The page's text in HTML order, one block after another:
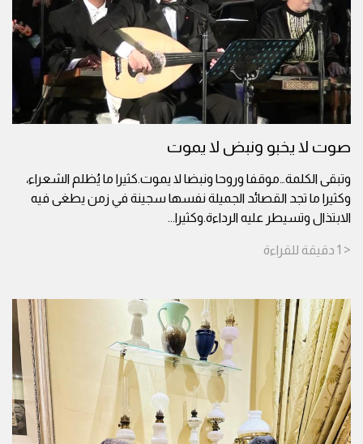
صوت لا يخبو ونبض لا يموت
وتبقى الكلمة…موقفا وروحا ونبضا لا يموت.كثيرا ما يُظلم الشعراء،
وكثيرا ما تجد القصائد الجميلة نفسها سجينة في زمن يطغى فيه
الابتذال وتسيطر عليه الرداءة.وكثيرا...
< 1 دقيقة للقراءة